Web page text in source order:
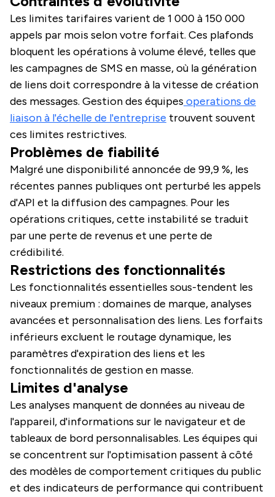
Les limites tarifaires varient de 1 000 à 150 000
appels par mois selon votre forfait. Ces plafonds
bloquent les opérations à volume élevé, telles que
les campagnes de SMS en masse, où la génération
de liens doit correspondre à la vitesse de création
des messages. Gestion des équipes operations de
liaison à l'échelle de l'entreprise trouvent souvent
ces limites restrictives.
Problèmes de fiabilité
Malgré une disponibilité annoncée de 99,9 %, les
récentes pannes publiques ont perturbé les appels
d'API et la diffusion des campagnes. Pour les
opérations critiques, cette instabilité se traduit
par une perte de revenus et une perte de
crédibilité.
Restrictions des fonctionnalités
Les fonctionnalités essentielles sous-tendent les
niveaux premium : domaines de marque, analyses
avancées et personnalisation des liens. Les forfaits
inférieurs excluent le routage dynamique, les
paramètres d'expiration des liens et les
fonctionnalités de gestion en masse.
Limites d'analyse
Les analyses manquent de données au niveau de
l'appareil, d'informations sur le navigateur et de
tableaux de bord personnalisables. Les équipes qui
se concentrent sur l'optimisation passent à côté
des modèles de comportement critiques du public
et des indicateurs de performance qui contribuent